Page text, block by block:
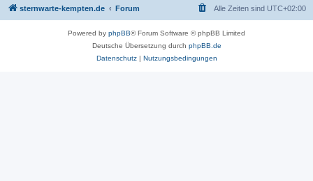
sternwarte-kempten.de Forum Alle Zeiten sind UTC+02:00
Powered by phpBB® Forum Software © phpBB Limited
Deutsche Übersetzung durch phpBB.de
Datenschutz| Nutzungsbedingungen